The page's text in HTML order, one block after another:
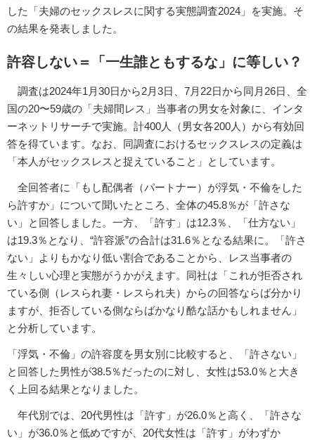
した「夫婦のセックスレスに関する実態調査2024」を実施。そ
の結果を発表しました。
許容しない＝「一生誰ともするな」に等しい？
調査は2024年1月30日から2月3日、7月22日から同月26日、全
国の20〜59歳の「夫婦間レス」当事者の男女を対象に、インタ
ーネットリサーチで実施。計400人（男女各200人）から有効回
答を得ています。なお、同調査におけるセックスレスの定義は
「本人がセックスレスと捉えていること」としています。
全回答者に「もし配偶者（パートナー）が浮気・不倫をした
ら許すか」について聞いたところ、全体の45.8％が「許さな
い」と回答しました。一方、「許す」は12.3％、「仕方ない」
は19.3％となり、“許容派”の合計は31.6％となる結果に。「許さ
ない」よりもかなり低い割合であることから、レス当事者の
生々しい心理と実態がうかがえます。同社は「これが拒否され
ている側（レスられ妻・レスられ夫）からの回答ならば分かり
ますが、拒否している側ならばかなり酷な話かもしれません」
と分析しています。
「浮気・不倫」の許容度を男女別に比較すると、「許さない」
と回答した男性が38.5％だったのに対し、女性は53.0％と大き
く上回る結果となりました。
年代別では、20代男性は「許す」が26.0％と高く、「許さな
い」が36.0％と低めですが、20代女性は「許す」がわずか